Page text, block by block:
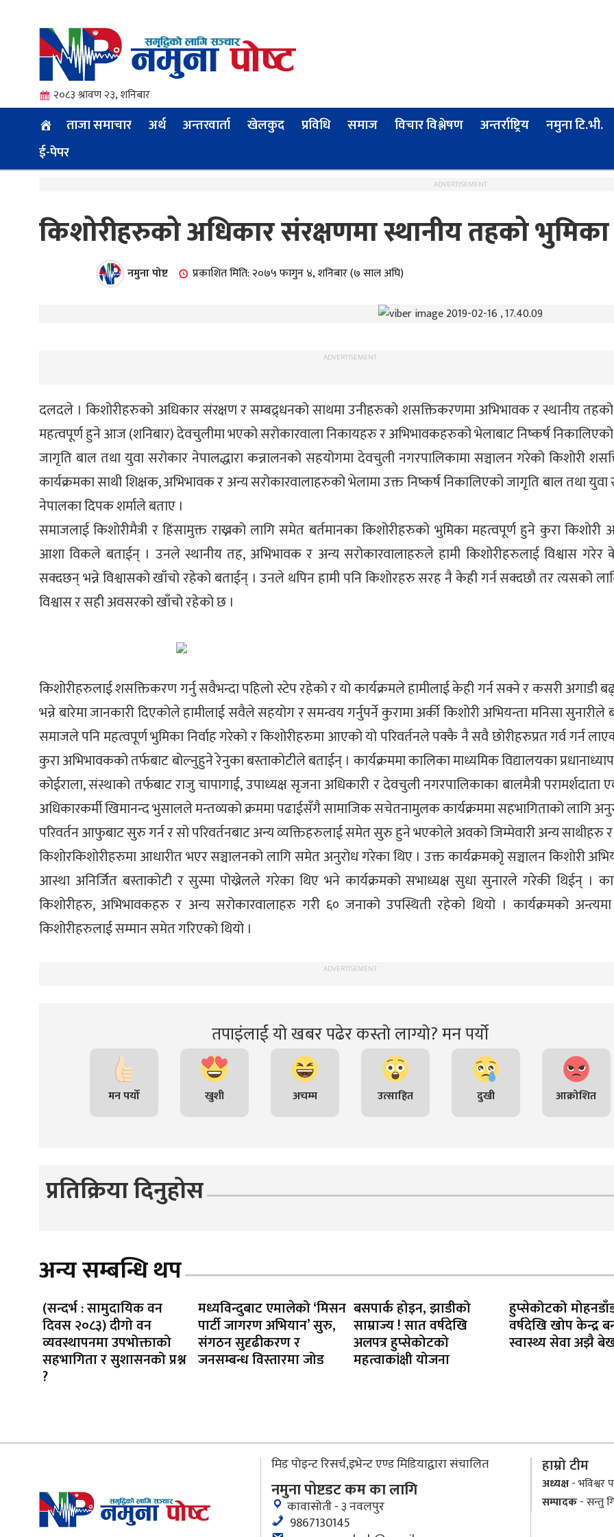
२०८३ श्रावण २३, शनिबार
ताजा समाचार अर्थ अन्तरवार्ता खेलकुद प्रविधि समाज विचार विश्लेषण अन्तर्राष्ट्रिय
नमुना टि.भी.
ई-पेपर
ADVERTISEMENT
किशोरीहरुको अधिकार संरक्षणमा स्थानीय तहको भुमिका
नमुना पोष्ट प्रकाशित मिति: २०७५ फागुन ४, शनिबार (७ साल अघि)
ADVERTISEMENT
दलदले । किशोरीहरुको अधिकार संरक्षण र सम्बद्र्धनको साथमा उनीहरुको शसक्तिकरणमा अभिभावक र स्थानीय
महत्वपूर्ण हुने आज (शनिबार) देवचुलीमा भएको सरोकारवाला निकायहरु र अभिभावकहरुको भेलाबाट निष्कर्ष
जागृति बाल तथा युवा सरोकार नेपालद्धारा कन्नालनको सहयोगमा देवचुली नगरपालिकामा सञ्चालन गरेको किशोरी
कार्यक्रमका साथी शिक्षक, अभिभावक र अन्य सरोकारवालाहरुको भेलामा उक्त निष्कर्ष निकालिएको जागृति बाल तथा युवा
नेपालका दिपक शर्माले बताए ।
समाजलाई किशोरीमैत्री र हिंसामुक्त राख्नको लागि समेत बर्तमानका किशोरीहरुको भुमिका महत्वपूर्ण हुने कुरा किशोरी
आशा विकले बताईन् । उनले स्थानीय तह, अभिभावक र अन्य सरोकारवालाहरुले हामी किशोरीहरुलाई विश्वास गरेर
सक्दछन् भन्ने विश्वासको खाँचो रहेको बताईन् । उनले थपिन हामी पनि किशोरहरु सरह नै केही गर्न सक्दछौ तर त्यसको
विश्वास र सही अवसरको खाँचो रहेको छ ।
किशोरीहरुलाई शसक्तिकरण गर्नु सवैभन्दा पहिलो स्टेप रहेको र यो कार्यक्रमले हामीलाई केही गर्न सक्ने र कसरी अगाडी
भन्ने बारेमा जानकारी दिएकोले हामीलाई सवैले सहयोग र समन्वय गर्नुपर्ने कुरामा अर्की किशोरी अभियन्ता मनिसा सुनारीले
समाजले पनि महत्वपूर्ण भुमिका निर्वाह गरेको र किशोरीहरुमा आएको यो परिवर्तनले पक्कै नै सवै छोरीहरुप्रत गर्व गर्न
कुरा अभिभावकको तर्फबाट बोल्नुहुने रेनुका बस्ताकोटीले बताईन् । कार्यक्रममा कालिका माध्यमिक विद्यालयका
कोईराला, संस्थाको तर्फबाट राजु चापागाई, उपाध्यक्ष सृजना अधिकारी र देवचुली नगरपालिकाका बालमैत्री परामर्शदाता
अधिकारकर्मी खिमानन्द भुसालले मन्तव्यको क्रममा पढाईसँगै सामाजिक सचेतनामुलक कार्यक्रममा सहभागिताको लागि
परिवर्तन आफुबाट सुरु गर्न र सो परिवर्तनबाट अन्य व्यक्तिहरुलाई समेत सुरु हुने भएकोले अवको जिम्मेवारी अन्य साथीहरु
किशोरकिशोरीहरुमा आधारीत भएर सञ्चालनको लागि समेत अनुरोध गरेका थिए । उक्त कार्यक्रमकोृ सञ्चालन किशोरी
आस्था अनिर्जित बस्ताकोटी र सुस्मा पोख्रेलले गरेका थिए भने कार्यक्रमको सभाध्यक्ष सुधा सुनारले गरेकी थिईन् ।
किशोरीहरु, अभिभावकहरु र अन्य सरोकारवालाहरु गरी ६० जनाको उपस्थिती रहेको थियो । कार्यक्रमको
किशोरीहरुलाई सम्मान समेत गरिएको थियो ।
ADVERTISEMENT
तपाइंलाई यो खबर पढेर कस्तो लाग्यो? मन पर्यो
मन पर्यो खुशी अचम्म उत्साहित दुखी आक्रोशित
प्रतिक्रिया दिनुहोस
अन्य सम्बन्धि थप
(सन्दर्भ : सामुदायिक वन
दिवस २०८३) दीगो वन
व्यवस्थापनमा उपभोक्ताको
सहभागिता र सुशासनको प्रश्न
?
मध्यविन्दुबाट एमालेको ‘मिसन
पार्टी जागरण अभियान’ सुरु,
संगठन सुदृढीकरण र
जनसम्बन्ध विस्तारमा जोड
बसपार्क होइन, झाडीको
साम्राज्य ! सात वर्षदेखि
अलपत्र हुप्सेकोटको
महत्वाकांक्षी योजना
हुप्सेकोटको
वर्षदेखि खोप केन्द्र
स्वास्थ्य सेवा अझै
मिड पोइन्ट रिसर्च,इभेन्ट एण्ड मिडियाद्वारा संचालित
नमुना पोष्टडट कम का लागि
कावासोती - ३ नवलपुर
9867130145
हाम्रो टीम
अध्यक्ष- भविश्वर
सम्पादक- सन्तु